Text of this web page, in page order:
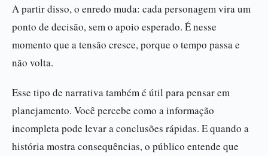
A partir disso, o enredo muda: cada personagem vira um
ponto de decisão, sem o apoio esperado. É nesse
momento que a tensão cresce, porque o tempo passa e
não volta.
Esse tipo de narrativa também é útil para pensar em
planejamento. Você percebe como a informação
incompleta pode levar a conclusões rápidas. E quando a
história mostra consequências, o público entende que